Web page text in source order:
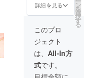
プ・活
動名な
どを紹
介でき
る（審
査あ
り）」
・掲載
方法：
文字・
詳細を見る ン
を
選
択
す
る
このプロ
ジェクト
は、 All-In方
式です。